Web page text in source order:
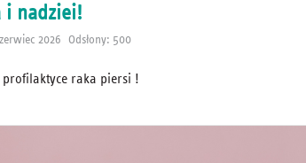
i nadziei!
2026 Odsłony: 500
profilaktyce raka piersi !